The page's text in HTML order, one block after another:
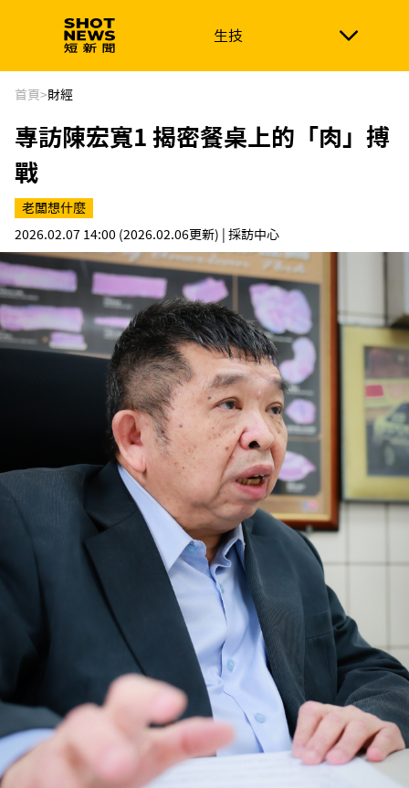
生技
生技 政治
新南向 體育
首頁>財經
專訪陳宏寬1 揭密餐桌上的「肉」搏
戰
老闆想什麼
2026.02.07 14:00 (2026.02.06更新) | 採訪中心